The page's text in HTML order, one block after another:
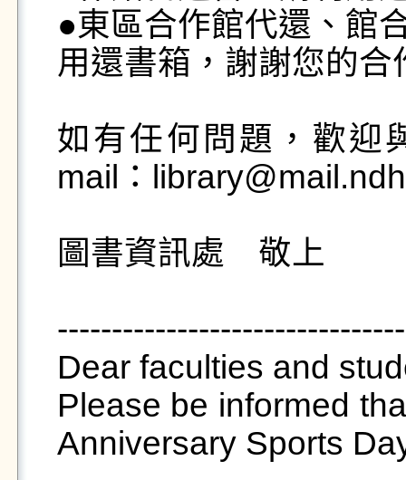
●東區合作館代還、館
用還書箱，謝謝您的合
如有任何問題，歡迎
mail：
圖書資訊處　敬上
Dear faculties and
Please be informed
Anniversary Sports